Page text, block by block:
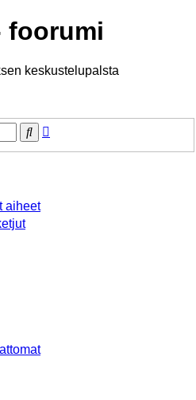
foorumi
keskustelupalsta
Etsi
aiheet